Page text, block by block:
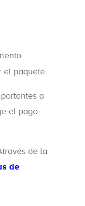
el paquete.
a
el pago
de la
de